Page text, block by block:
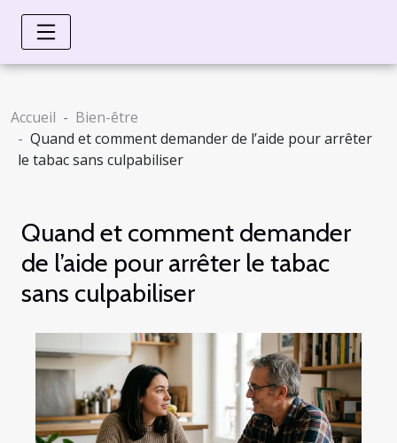
Accueil
Bien-être
Quand et comment demander de l’aide pour arrêter
le tabac sans culpabiliser
Quand et comment demander
de l’aide pour arrêter le tabac
sans culpabiliser